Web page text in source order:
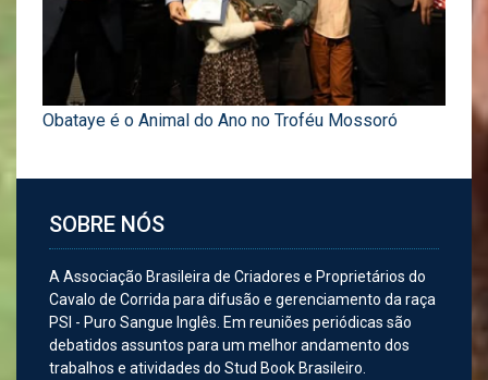
Obataye é o Animal do Ano no Troféu Mossoró
SOBRE NÓS
A Associação Brasileira de Criadores e Proprietários do
Cavalo de Corrida para difusão e gerenciamento da raça
PSI - Puro Sangue Inglês. Em reuniões periódicas são
debatidos assuntos para um melhor andamento dos
trabalhos e atividades do Stud Book Brasileiro.